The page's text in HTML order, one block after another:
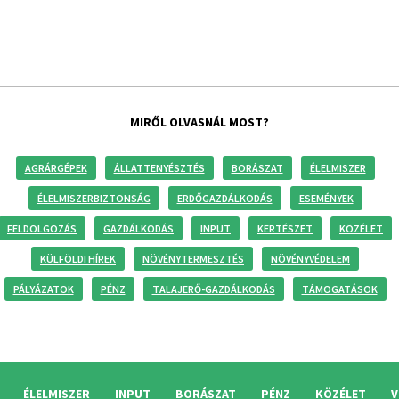
MIRŐL OLVASNÁL MOST?
AGRÁRGÉPEK ÁLLATTENYÉSZTÉS BORÁSZAT ÉLELMISZER
ÉLELMISZERBIZTONSÁG ERDŐGAZDÁLKODÁS ESEMÉNYEK
FELDOLGOZÁS GAZDÁLKODÁS INPUT KERTÉSZET KÖZÉLET
KÜLFÖLDI HÍREK NÖVÉNYTERMESZTÉS NÖVÉNYVÉDELEM
PÁLYÁZATOK PÉNZ TALAJERŐ-GAZDÁLKODÁS TÁMOGATÁSOK
ÉLELMISZER INPUT BORÁSZAT PÉNZ KÖZÉLET